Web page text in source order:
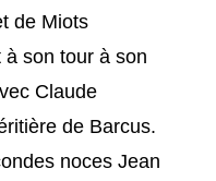
de Miots
son tour à son
Claude
de Barcus.
noces Jean